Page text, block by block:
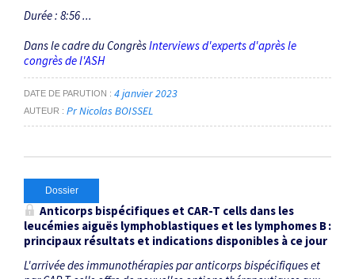
Durée : 8:56 ...
Dans le cadre du CongrèsInterviews d'experts d'après le
congrès de l'ASH
DATE DE PARUTION 4 janvier 2023
AUTEUR Pr Nicolas BOISSEL
Dossier
Anticorps bispécifiques et CAR-T cells dans les
leucémies aiguës lymphoblastiques et les lymphomes B :
principaux résultats et indications disponibles à ce jour
L'arrivée des immunothérapies par anticorps bispécifiques et